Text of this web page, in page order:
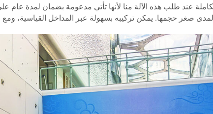
عند طلب هذه الآلة منا لأنها تأتي مدعومة بضمان لمدة